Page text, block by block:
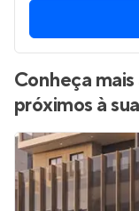
Conheça
próximos à